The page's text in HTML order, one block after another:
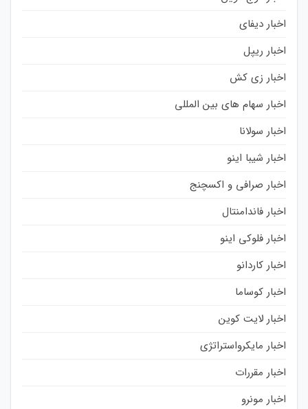
اخبار دیفای
اخبار ریپل
اخبار زی کش
اخبار سهام های بین المللی
اخبار سولانا
اخبار شیبا اینو
اخبار صرافی و اکسچنج
اخبار فاندامنتال
اخبار فلوکی اینو
اخبار کاردانو
اخبار کوساما
اخبار لایت کوین
اخبار مایکرواستراتژی
اخبار مقررات
اخبار مونرو